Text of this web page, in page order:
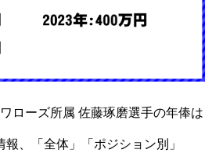
ローズ所属 佐藤琢磨選手の年俸は
、「全体」「ポジション別」